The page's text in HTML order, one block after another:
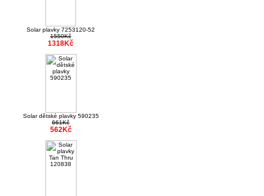
Solar plavky 7253120-52
1550Kč
1318Kč
Solar dětské plavky 590235
661Kč
562Kč